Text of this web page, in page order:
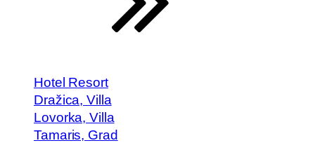
Hotel Resort
Dražica, Villa
Lovorka, Villa
Tamaris, Grad